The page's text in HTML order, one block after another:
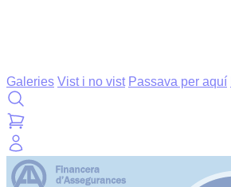
Galeries Vist i no vist Passava per aquí